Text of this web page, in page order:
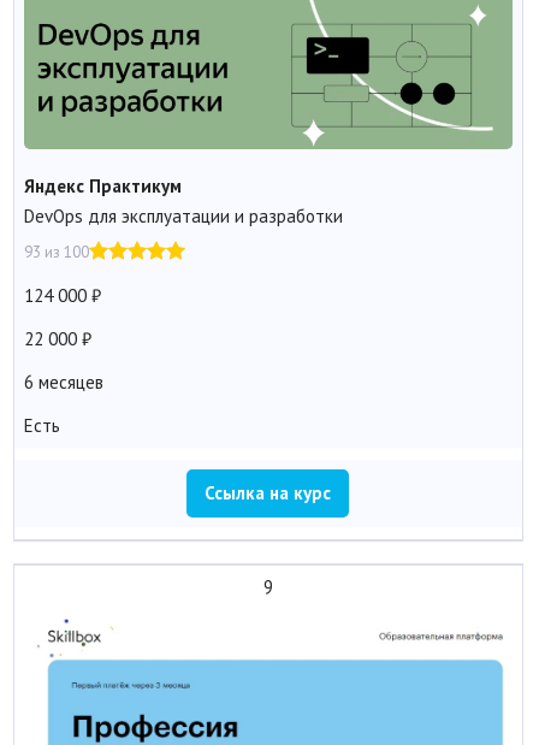
Яндекс Практикум
DevOps для эксплуатации и разработки
93 из 100
124 000
22 000
6 месяцев
Есть
Ссылка на курс
9